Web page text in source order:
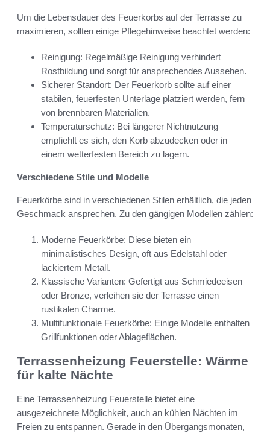
Um die Lebensdauer des Feuerkorbs auf der Terrasse zu
maximieren, sollten einige Pflegehinweise beachtet werden:
Reinigung: Regelmäßige Reinigung verhindert
Rostbildung und sorgt für ansprechendes Aussehen.
Sicherer Standort: Der Feuerkorb sollte auf einer
stabilen, feuerfesten Unterlage platziert werden, fern
von brennbaren Materialien.
Temperaturschutz: Bei längerer Nichtnutzung
empfiehlt es sich, den Korb abzudecken oder in
einem wetterfesten Bereich zu lagern.
Verschiedene Stile und Modelle
Feuerkörbe sind in verschiedenen Stilen erhältlich, die jeden
Geschmack ansprechen. Zu den gängigen Modellen zählen:
Moderne Feuerkörbe: Diese bieten ein
minimalistisches Design, oft aus Edelstahl oder
lackiertem Metall.
Klassische Varianten: Gefertigt aus Schmiedeeisen
oder Bronze, verleihen sie der Terrasse einen
rustikalen Charme.
Multifunktionale Feuerkörbe: Einige Modelle enthalten
Grillfunktionen oder Ablageflächen.
Terrassenheizung Feuerstelle: Wärme
für kalte Nächte
Eine Terrassenheizung Feuerstelle bietet eine
ausgezeichnete Möglichkeit, auch an kühlen Nächten im
Freien zu entspannen. Gerade in den Übergangsmonaten,